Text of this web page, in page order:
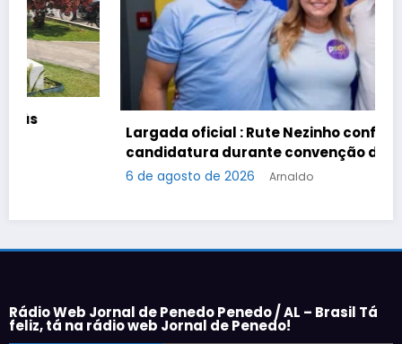
Largada oficial : Rute Nezinho confirma
candidatura durante convenção do PSD.
6 de agosto de 2026 Arnaldo
Rádio Web Jornal de Penedo Penedo / AL – Brasil Tá
feliz, tá na rádio web Jornal de Penedo!